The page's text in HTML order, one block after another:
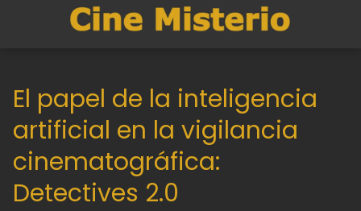
El papel de la inteligencia
artificial en la vigilancia
cinematográfica:
Detectives 2.0